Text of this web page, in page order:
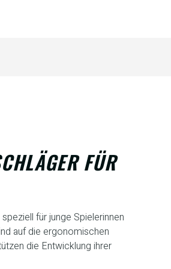
FÜR
für junge Spielerinnen
auf die ergonomischen
die Entwicklung ihrer